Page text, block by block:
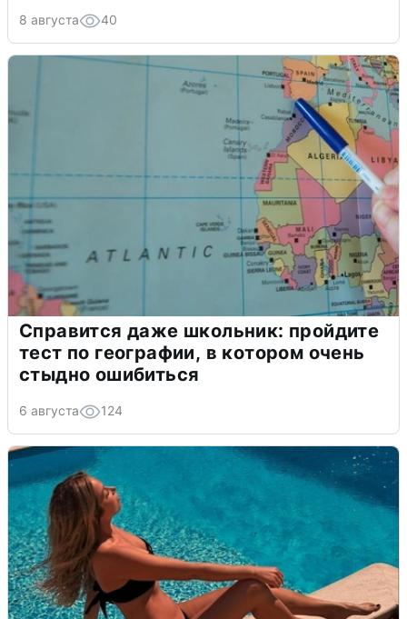
8 августа 40
Справится даже школьник: пройдите
тест по географии, в котором очень
стыдно ошибиться
6 августа 124